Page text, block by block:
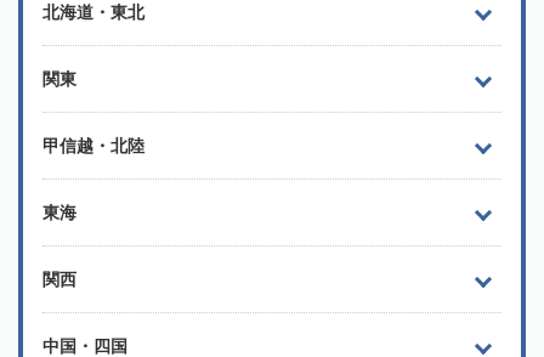
北海道・東北
関東
甲信越・北陸
東海
関西
中国・四国